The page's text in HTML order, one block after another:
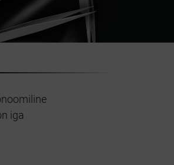
iga